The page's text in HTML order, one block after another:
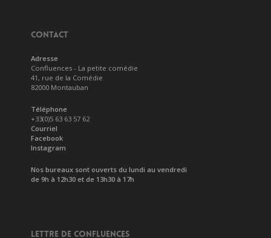
CONTACT
Adresse
Confluences - La petite comédie
41, rue de la Comédie
82000 Montauban
Téléphone
+33(0)5 63 63 57 62
Courriel
Facebook
Instagram
Nos bureaux sont ouverts du lundi au vendredi
de 9h à 12h30 et de 13h30 à 17h
LETTRE DE CONFLUENCES